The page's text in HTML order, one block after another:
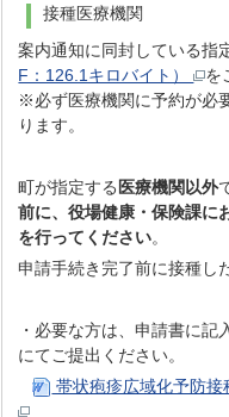
接種医療機関
案内通知に同封している指
F：126.1キロバイト）
を
※必ず医療機関に予約が必
ります。
町が指定する 医療機関以外
前に、役場健康・保険課に
を行ってください。
申請手続き完了前に接種し
・必要な方は、申請書に
にてご提出ください。
帯状疱疹広域化予防接